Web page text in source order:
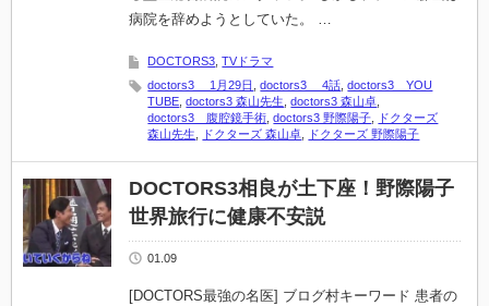
病院を辞めようとしていた。 …
DOCTORS3 ,TVドラマ
doctors3 1月29日
,doctors3 4話 ,doctors3 YOU
TUBE ,doctors3 森山先生 ,doctors3 森山卓
doctors3 腹腔鏡手術 ,doctors3 野際陽子
ドクターズ
森山先生
ドクターズ 森山卓 ドクターズ 野際陽子
DOCTORS3相良が土下座！野際陽子
世界旅行に健康不安説
01.09
[DOCTORS最強の名医] ブログ村キーワード 患者の